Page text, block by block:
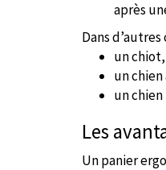
après
Dans
un
un
un
Les
Un panier